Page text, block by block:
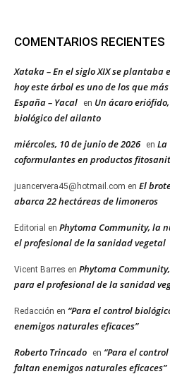
COMENTARIOS RECIENTES
Xataka – En el siglo XIX se
hoy este árbol es uno de los que
España – Yacal
en Un ácaro
biológico del ailanto
miércoles, 10 de junio de 2026 en La
coformulantes en productos
juancervera45@hotmail.com en El
abarca 22 hectáreas de limoneros
Editorial en Phytoma Community, la
el profesional de la sanidad vegetal
Vicent Barres en Phytoma
para el profesional de la sanidad
Redacción en “Para el control
enemigos naturales eficaces”
Roberto Trincado en “Para el
faltan enemigos naturales eficaces”